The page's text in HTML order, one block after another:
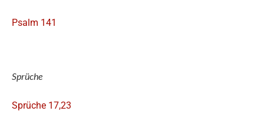
Psalm 141
Sprüche
Sprüche 17,23